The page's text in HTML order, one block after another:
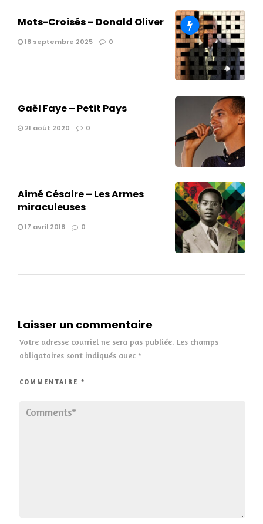
Mots-Croisés – Donald Oliver
18 septembre 2025 0
Gaël Faye – Petit Pays
21 août 2020 0
Aimé Césaire – Les Armes
miraculeuses
17 avril 2018 0
Laisser un commentaire
Votre adresse courriel ne sera pas publiée. Les champs
obligatoires sont indiqués avec *
COMMENTAIRE *